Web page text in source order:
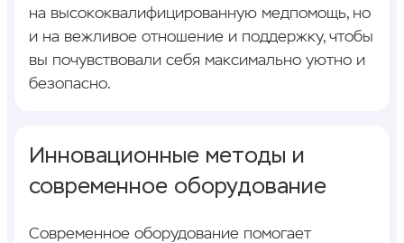
на высококвалифицированную медпомощь, но
и на вежливое отношение и поддержку, чтобы
вы почувствовали себя максимально уютно и
безопасно.
Инновационные методы и
современное оборудование
Современное оборудование помогает